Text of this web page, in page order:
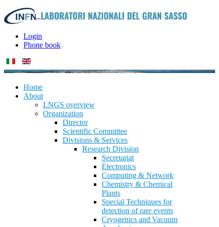
Login
Phone book
Home
About
LNGS overview
Organization
Director
Scientific Committee
Divisions & Services
Research Division
Secretariat
Electronics
Computing & Network
Chemistry & Chemical
Plants
Special Techniques for
detection of rare events
Cryogenics and Vacuum